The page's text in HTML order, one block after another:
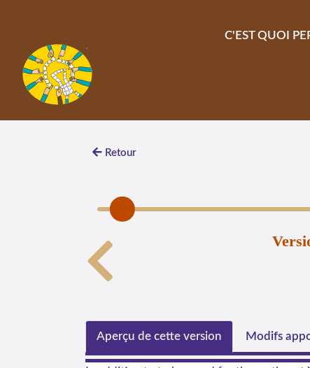
C'EST QUOI
Retour
Aperçu de cette version Modifs